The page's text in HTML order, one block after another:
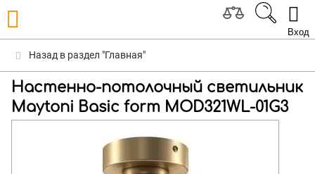
Вход
Назад в раздел "Главная"
Настенно-потолочный светильник
Maytoni Basic form MOD321WL-01G3